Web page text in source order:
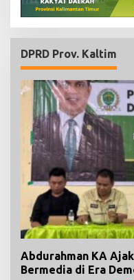
DPRD Prov. Kaltim
Abdurahman KA
Bermedia di Era